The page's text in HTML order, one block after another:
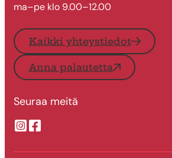
ma–pe klo 9.00–12.00
Kaikki yhteystiedot
Anna palautetta
Seuraa meitä
Suonenjoen kaupungin Instragram
Suonenjoen kaupungin Facebook